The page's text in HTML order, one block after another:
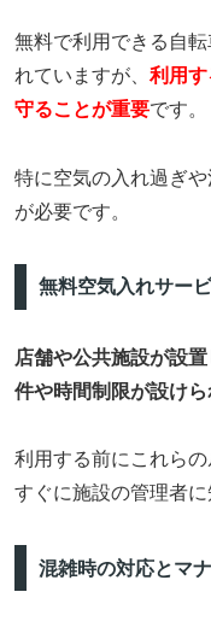
無料で利用できる自
れていますが、 利用
守ることが重要です。
特に空気の入れ過ぎ
が必要です。
無料空気入れサー
店舗や公共施設が設
件や時間制限が設け
利用する前にこれら
すぐに施設の管理者に
混雑時の対応とマ